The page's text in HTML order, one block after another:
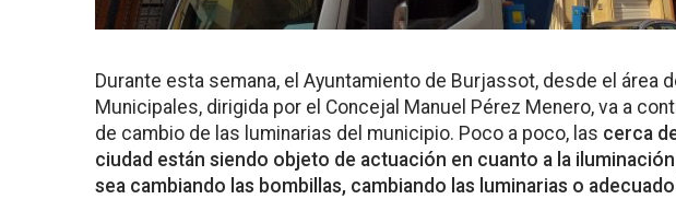
Durante esta semana, el Ayuntamiento de Burjassot, desde el área
Municipales, dirigida por el Concejal Manuel Pérez Menero, va a
de cambio de las luminarias del municipio. Poco a poco, las cerca
ciudad están siendo objeto de actuación en cuanto a la
sea cambiando las bombillas, cambiando las luminarias o